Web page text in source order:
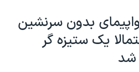
بدون سرنشین
یک ستیزه گر
شد